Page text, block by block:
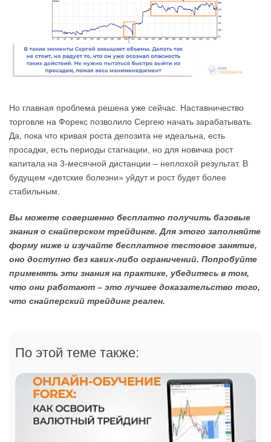
Но главная проблема решена уже сейчас. Наставничество
торговле на Форекс позволило Сергею начать зарабатывать.
Да, пока что кривая роста депозита не идеальна, есть
просадки, есть периоды стагнации, но для новичка рост
капитала на 3-месячной дистанции – неплохой результат. В
будущем «детские болезни» уйдут и рост будет более
стабильным.
Вы можете совершенно бесплатно получить базовые
знания о снайперском трейдинге. Для этого заполняйте
форму ниже и изучайте бесплатное тестовое занятие,
оно доступно без каких-либо ограничений. Попробуйте
применять эти знания на практике, убедитесь в том,
что они работают – это лучшее доказательство того,
что снайперский трейдинг реален.
По этой теме также: